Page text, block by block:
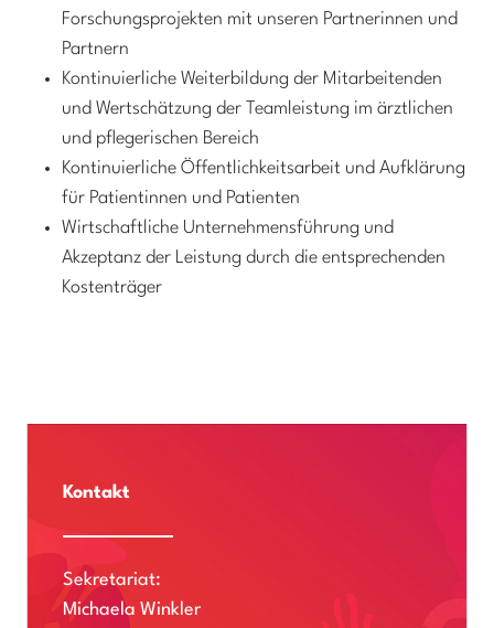
Forschungsprojekten mit unseren Partnerinnen und
Partnern
Kontinuierliche Weiterbildung der Mitarbeitenden
und Wertschätzung der Teamleistung im ärztlichen
und pflegerischen Bereich
Kontinuierliche Öffentlichkeitsarbeit und Aufklärung
für Patientinnen und Patienten
Wirtschaftliche Unternehmensführung und
Akzeptanz der Leistung durch die entsprechenden
Kostenträger
Kontakt
Sekretariat:
Michaela Winkler